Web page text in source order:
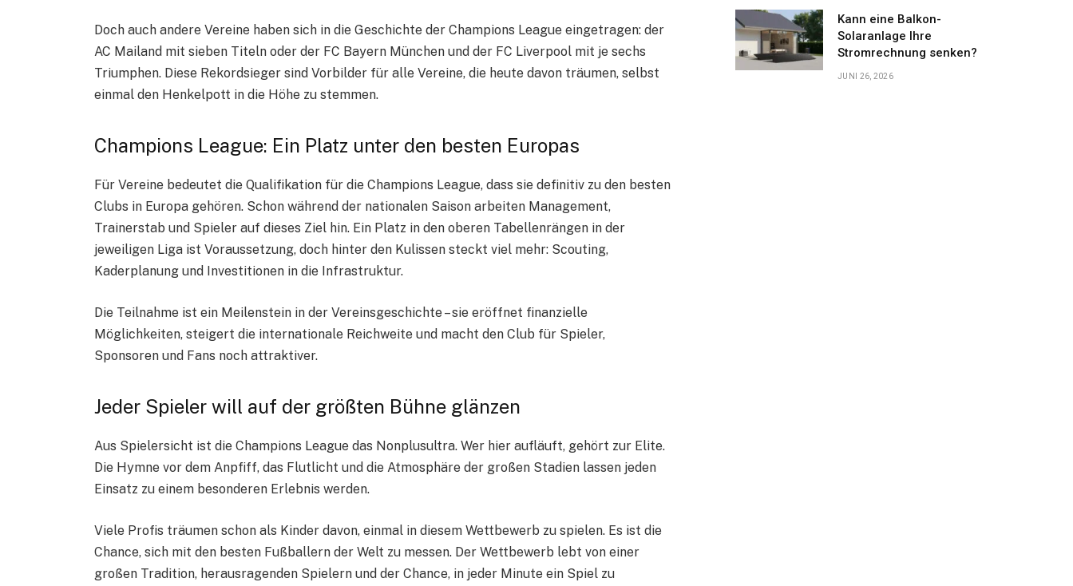
Doch auch andere Vereine haben sich in die Geschichte der Champions League eingetragen: der
AC Mailand mit sieben Titeln oder der FC Bayern München und der FC Liverpool mit je sechs
Triumphen. Diese Rekordsieger sind Vorbilder für alle Vereine, die heute davon träumen, selbst
einmal den Henkelpott in die Höhe zu stemmen.
Champions League: Ein Platz unter den besten Europas
Für Vereine bedeutet die Qualifikation für die Champions League, dass sie definitiv zu den besten
Clubs in Europa gehören. Schon während der nationalen Saison arbeiten Management,
Trainerstab und Spieler auf dieses Ziel hin. Ein Platz in den oberen Tabellenrängen in der
jeweiligen Liga ist Voraussetzung, doch hinter den Kulissen steckt viel mehr: Scouting,
Kaderplanung und Investitionen in die Infrastruktur.
Die Teilnahme ist ein Meilenstein in der Vereinsgeschichte – sie eröffnet finanzielle
Möglichkeiten, steigert die internationale Reichweite und macht den Club für Spieler,
Sponsoren und Fans noch attraktiver.
Jeder Spieler will auf der größten Bühne glänzen
Aus Spielersicht ist die Champions League das Nonplusultra. Wer hier aufläuft, gehört zur Elite.
Die Hymne vor dem Anpfiff, das Flutlicht und die Atmosphäre der großen Stadien lassen jeden
Einsatz zu einem besonderen Erlebnis werden.
Viele Profis träumen schon als Kinder davon, einmal in diesem Wettbewerb zu spielen. Es ist die
Chance, sich mit den besten Fußballern der Welt zu messen. Der Wettbewerb lebt von einer
großen Tradition, herausragenden Spielern und der Chance, in jeder Minute ein Spiel zu
Kann eine Balkon-
Solaranlage Ihre
Stromrechnung senken?
JUNI 26, 2026